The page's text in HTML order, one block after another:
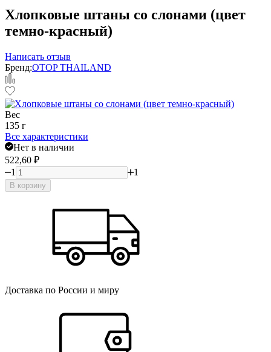
Хлопковые штаны со слонами (цвет
темно-красный)
Написать отзыв
Бренд:OTOP THAILAND
Вес
135 г
Все характеристики
Нет в наличии
522,60 ₽
1
1
В корзину
Доставка по России и миру